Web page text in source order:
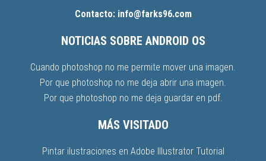
Contacto: info@farks96.com
NOTICIAS SOBRE ANDROID OS
Cuando photoshop no me permite mover una imagen.
Por que photoshop no me deja abrir una imagen.
Por que photoshop no me deja guardar en pdf.
MÁS VISITADO
Pintar ilustraciones en Adobe Illustrator Tutorial